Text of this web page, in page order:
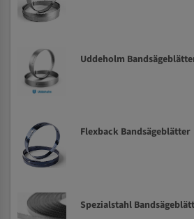
Uddeholm
Flexback Bandsägeblätter
Spezialstahl